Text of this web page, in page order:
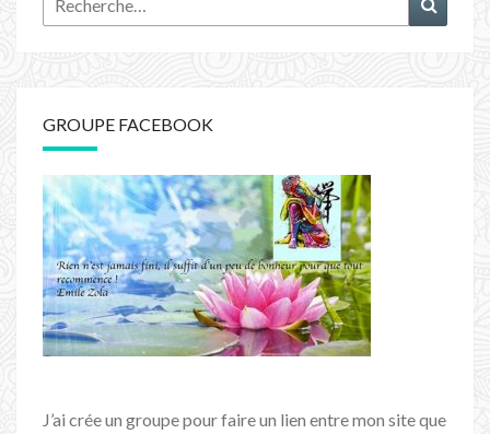
GROUPE FACEBOOK
J’ai crée un groupe pour faire un lien entre mon site que